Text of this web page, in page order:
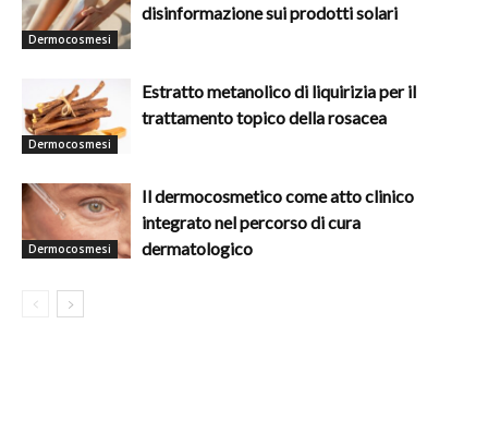
Dermocosmesi
disinformazione sui prodotti solari
Dermocosmesi
Estratto metanolico di liquirizia per il
trattamento topico della rosacea
Dermocosmesi
Il dermocosmetico come atto clinico
integrato nel percorso di cura
dermatologico